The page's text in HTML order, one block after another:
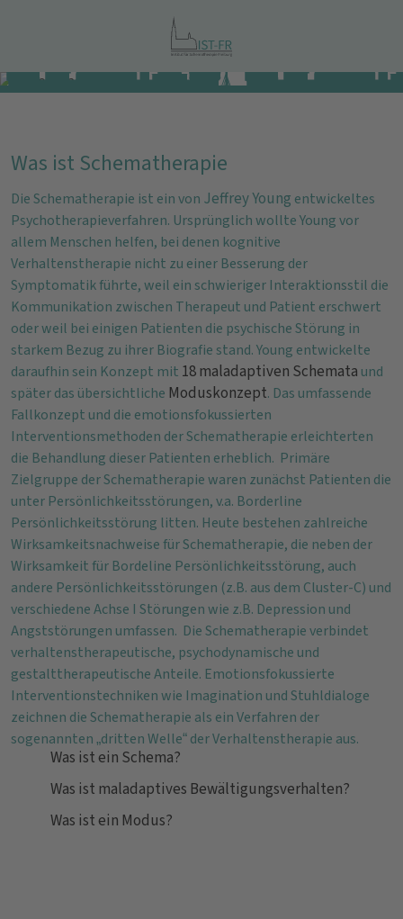
Was ist Schematherapie
Die Schematherapie ist ein von Jeffrey Young entwickeltes
Psychotherapieverfahren. Ursprünglich wollte Young vor
allem Menschen helfen, bei denen kognitive
Verhaltenstherapie nicht zu einer Besserung der
Symptomatik führte, weil ein schwieriger Interaktionsstil die
Kommunikation zwischen Therapeut und Patient erschwert
oder weil bei einigen Patienten die psychische Störung in
starkem Bezug zu ihrer Biografie stand. Young entwickelte
daraufhin sein Konzept mit 18 maladaptiven Schemata und
später das übersichtliche Moduskonzept. Das umfassende
Fallkonzept und die emotionsfokussierten
Interventionsmethoden der Schematherapie erleichterten
die Behandlung dieser Patienten erheblich. Primäre
Zielgruppe der Schematherapie waren zunächst Patienten die
unter Persönlichkeitsstörungen, v.a. Borderline
Persönlichkeitsstörung litten. Heute bestehen zahlreiche
Wirksamkeitsnachweise für Schematherapie, die neben der
Wirksamkeit für Bordeline Persönlichkeitsstörung, auch
andere Persönlichkeitsstörungen (z.B. aus dem Cluster-C) und
verschiedene Achse I Störungen wie z.B. Depression und
Angststörungen umfassen. Die Schematherapie verbindet
verhaltenstherapeutische, psychodynamische und
gestalttherapeutische Anteile. Emotionsfokussierte
Interventionstechniken wie Imagination und Stuhldialoge
zeichnen die Schematherapie als ein Verfahren der
sogenannten „dritten Welle“ der Verhaltenstherapie aus.
Was ist ein Schema?
Was ist maladaptives Bewältigungsverhalten?
Was ist ein Modus?